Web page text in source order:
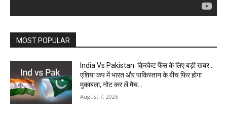
MOST POPULAR
India Vs Pakistan: क्रिकेट फैंस के लिए बड़ी खबर…
एशिया कप में भारत और पाकिस्तान के बीच फिर होगा
मुकाबला, नोट कर लें मैच...
August 7, 2026